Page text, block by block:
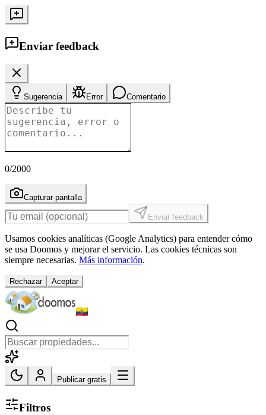
Enviar feedback
Sugerencia Error Comentario
0/2000
Capturar pantalla
Enviar feedback
Usamos cookies analíticas (Google Analytics) para entender cómo
se usa Doomos y mejorar el servicio. Las cookies técnicas son
siempre necesarias. Más información.
Rechazar Aceptar
Publicar gratis
Filtros